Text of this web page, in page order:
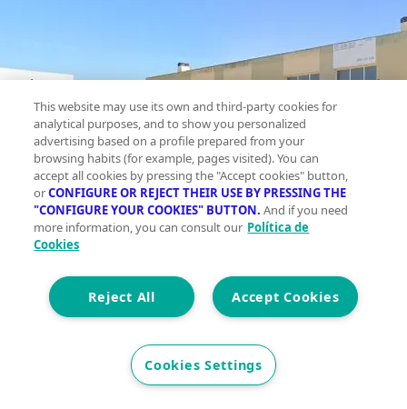
This website may use its own and third-party cookies for
analytical purposes, and to show you personalized
advertising based on a profile prepared from your
browsing habits (for example, pages visited). You can
accept all cookies by pressing the "Accept cookies" button,
orCONFIGURE OR REJECT THEIR USE BY PRESSING THE
"CONFIGURE YOUR COOKIES" BUTTON. And if you need
more information, you can consult our Política de
Cookies
Accept Cookies
Reject All
Cookies Settings